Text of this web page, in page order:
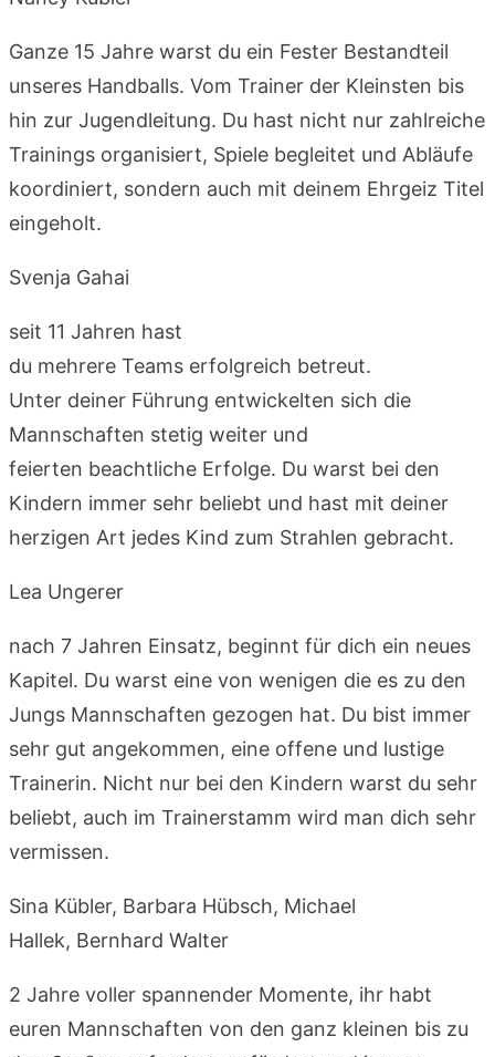
Ganze 15 Jahre warst du ein Fester Bestandteil
unseres Handballs. Vom Trainer der Kleinsten bis
hin zur Jugendleitung. Du hast nicht nur zahlreiche
Trainings organisiert, Spiele begleitet und Abläufe
koordiniert, sondern auch mit deinem Ehrgeiz Titel
eingeholt.
Svenja Gahai
seit 11 Jahren hast
du mehrere Teams erfolgreich betreut.
Unter deiner Führung entwickelten sich die
Mannschaften stetig weiter und
feierten beachtliche Erfolge. Du warst bei den
Kindern immer sehr beliebt und hast mit deiner
herzigen Art jedes Kind zum Strahlen gebracht.
Lea Ungerer
nach 7 Jahren Einsatz, beginnt für dich ein neues
Kapitel. Du warst eine von wenigen die es zu den
Jungs Mannschaften gezogen hat. Du bist immer
sehr gut angekommen, eine offene und lustige
Trainerin. Nicht nur bei den Kindern warst du sehr
beliebt, auch im Trainerstamm wird man dich sehr
vermissen.
Sina Kübler, Barbara Hübsch, Michael
Hallek, Bernhard Walter
2 Jahre voller spannender Momente, ihr habt
euren Mannschaften von den ganz kleinen bis zu